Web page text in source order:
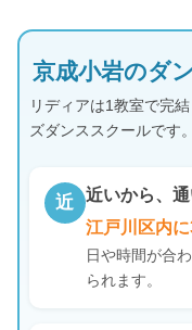
京成小岩のダ
リディアは1教室で完結
ズダンススクールです。
近
近いから、
江戸川区内
日や時間が合
られます。